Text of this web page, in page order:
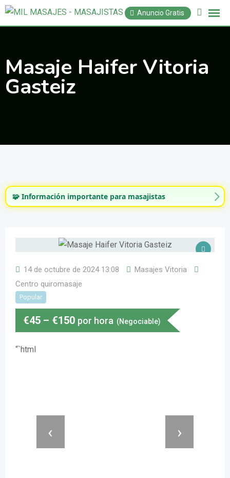
Saltar
Anuncio Gratis
Masaje Haifer Vitoria
Gasteiz
🧩 Información importante para masajistas
14 de octubre de 2024 13:08
Masajes Vitoria
Centro quiromasaje
Popular
€45 – €150 por hora (Negociable)
“`html
‹ ›